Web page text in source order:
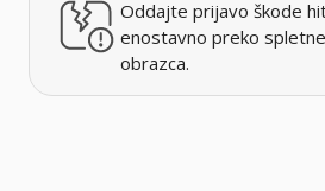
Oddajte prijavo škode
enostavno preko
obrazca.